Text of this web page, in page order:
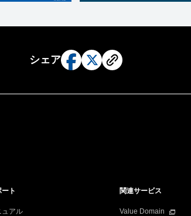
シェア
ト
ュアル
関連サービス
Value Domain